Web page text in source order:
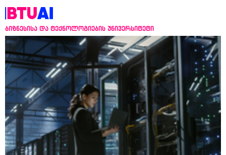
ბიზნესისა და ტექნოლოგიების უნივერსიტეტი